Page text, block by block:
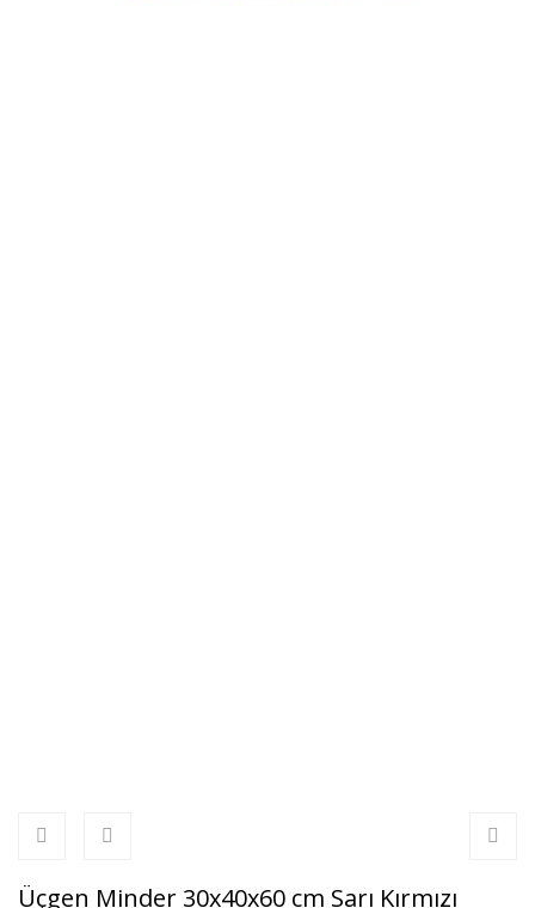
Üçgen Minder 30x40x60 cm Sarı Kırmızı